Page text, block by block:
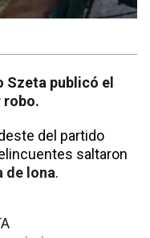
Szeta publicó el
robo.
del partido
saltaron
de lona.